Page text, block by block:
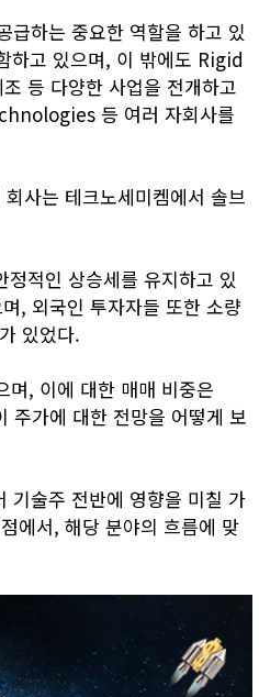
급하는 중요한 역할을 하고 있
하고 있으며, 이 밖에도 Rigid
등 다양한 사업을 전개하고
등 여러 자회사를
사는 테크노세미켐에서 솔브
적인 상승세를 유지하고 있
, 외국인 투자자들 또한 소량
있었다.
며, 이에 대한 매매 비중은
주가에 대한 전망을 어떻게 보
기술주 전반에 영향을 미칠 가
에서, 해당 분야의 흐름에 맞